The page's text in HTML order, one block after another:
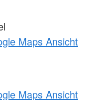
Maps Ansicht
Maps Ansicht